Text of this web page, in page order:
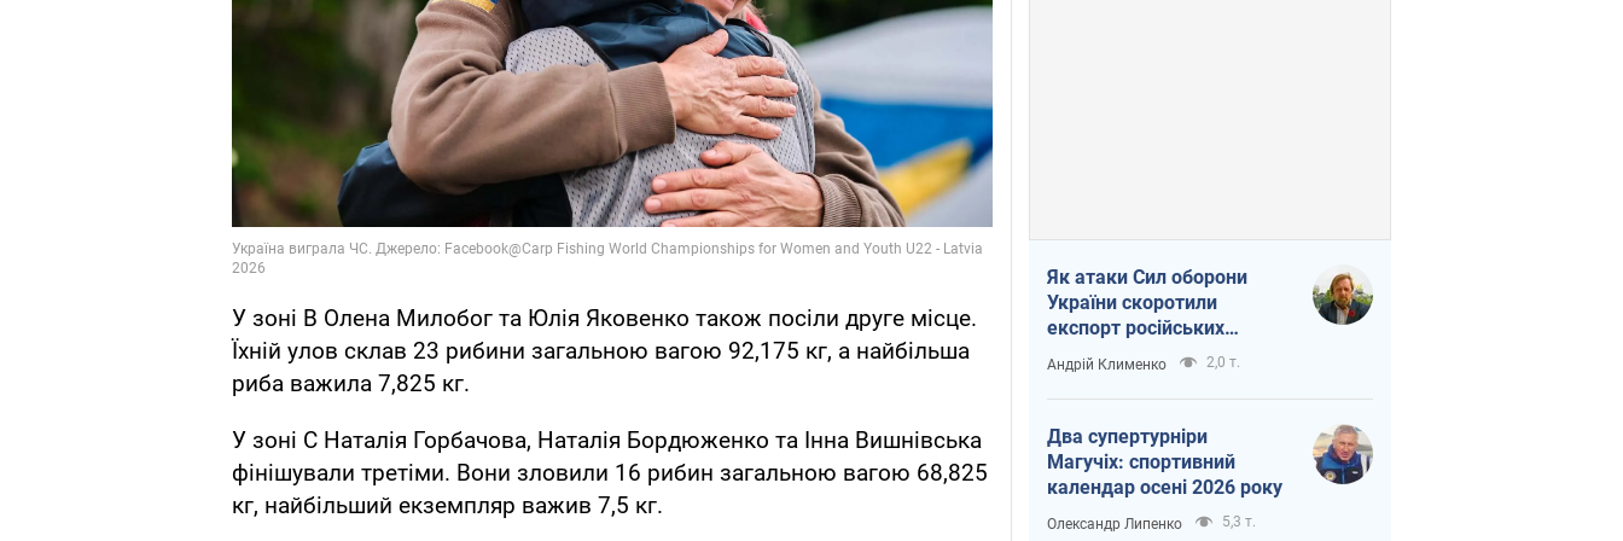
У зоні B Олена Милобог та Юлія Яковенко також посіли друге місце.
Їхній улов склав 23 рибини загальною вагою 92,175 кг, а найбільша
риба важила 7,825 кг.
У зоні C Наталія Горбачова, Наталія Бордюженко та Інна Вишнівська
фінішували третіми. Вони зловили 16 рибин загальною вагою 68,825
кг, найбільший екземпляр важив 7,5 кг.
Як атаки Сил оборони
України скоротили
експорт російських
нафтопродуктів
Андрій Клименко 2,0 т.
Два супертурніри
Магучіх: спортивний
календар осені 2026 року
Олександр Липенко 5,3 т.